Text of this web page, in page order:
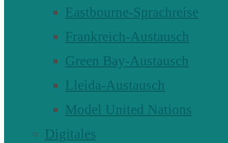
Eastbourne-Sprachreise
Frankreich-Austausch
Green Bay-Austausch
Lleida-Austausch
Model United Nations
Digitales